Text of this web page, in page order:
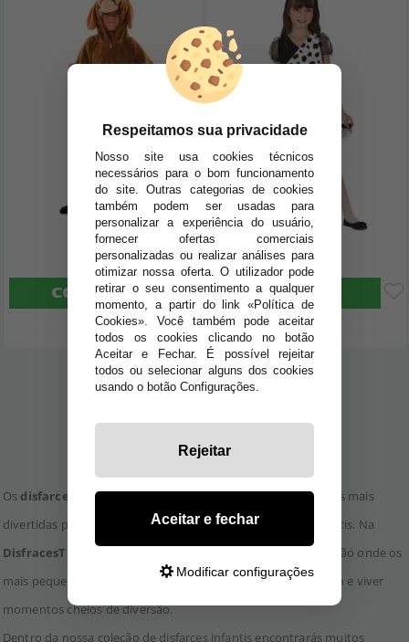
23,37€
COMPRAR
Imposto Incluído
15,24€
COMPRAR
Imposto Incluído
1 2
Os disfarces de animais para criançassão uma das opções mais
divertidas para Carnaval, festas escolares e celebrações infantis. Na
DisfracesTuyYo
encontrarás uma coleção cheia de imaginação onde os
mais pequenos podem transformar-se no seu animal favorito e viver
momentos cheios de diversão.
Dentro da nossa coleção de disfarces infantis encontrarás muitos
Respeitamos sua privacidade
Nosso site usa cookies técnicos
necessários para o bom funcionamento
do site. Outras categorias de cookies
também podem ser usadas para
personalizar a experiência do usuário,
fornecer ofertas comerciais
personalizadas ou realizar análises para
otimizar nossa oferta. O utilizador pode
retirar o seu consentimento a qualquer
momento, a partir do link «Política de
Cookies». Você também pode aceitar
todos os cookies clicando no botão
Aceitar e Fechar. É possível rejeitar
todos ou selecionar alguns dos cookies
usando o botão Configurações.
Rejeitar
Aceitar e fechar
Modificar configurações